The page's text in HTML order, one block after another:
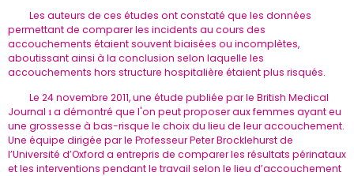
Les auteurs de ces études ont constaté que les données
permettant de comparer les incidents au cours des
accouchements étaient souvent biaisées ou incomplètes,
aboutissant ainsi à la conclusion selon laquelle les
accouchements hors structure hospitalière étaient plus risqués.
Le 24 novembre 2011, une étude publiée par le British Medical
Journal 1 a démontré que l'on peut proposer aux femmes ayant eu
une grossesse à bas-risque le choix du lieu de leur accouchement.
Une équipe dirigée par le Professeur Peter Brocklehurst de
l’Université d’Oxford a entrepris de comparer les résultats périnataux
et les interventions pendant le travail selon le lieu d’accouchement